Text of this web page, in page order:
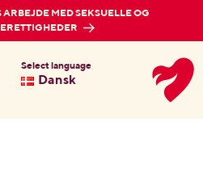
MED SEKSUELLE OG
Select language
Dansk